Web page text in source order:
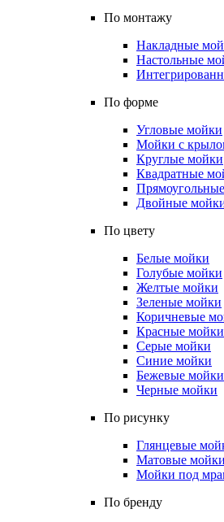
По монтажу
Накладные
Настольные
По форме
Угловые мойки
Мойки с
Круглые мойки
Квадратные
Двойные
По цвету
Белые мойки
Голубые мойки
Желтые мойки
Зеленые мойки
Коричневые
Красные мойки
Серые мойки
Синие мойки
Бежевые мойки
Черные мойки
По рисунку
Глянцевые
Матовые мойки
Мойки под
По бренду